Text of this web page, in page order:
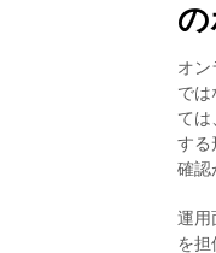
オン
では
ては
する
確認
運用
を担